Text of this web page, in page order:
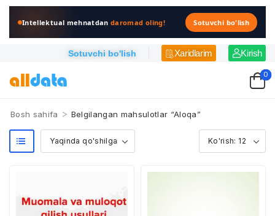
Intellektual mehnatdandaromad oling! Sotuvchi bo'lish
Sotuvchi bo'lish Xaridlarim Kirish
0
Bosh sahifa > Belgilangan mahsulotlar “Aloqa”